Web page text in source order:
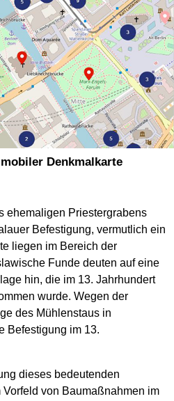
Denkmalkarte
ehemaligen Priestergrabens
Befestigung, vermutlich ein
liegen im Bereich der
Funde deuten auf eine
hin, die im 13. Jahrhundert
wurde. Wegen der
des Mühlenstaus in
Befestigung im 13.
dieses bedeutenden
von Baumaßnahmen im